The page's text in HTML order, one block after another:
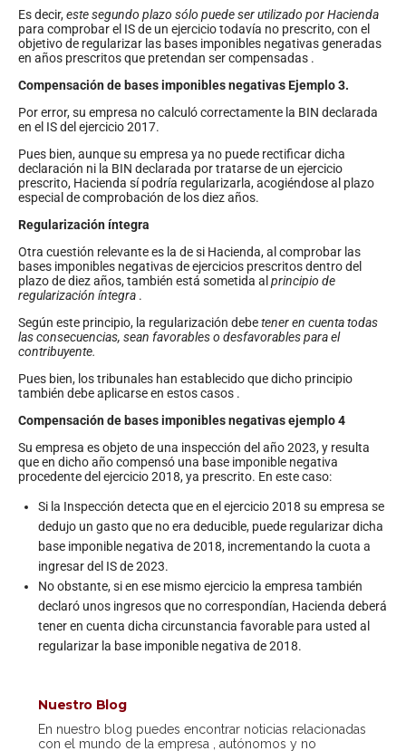
Es decir,este segundo plazo sólo puede ser utilizado por Hacienda
para comprobar el IS de un ejercicio todavía no prescrito, con el
objetivo de regularizar las bases imponibles negativas generadas
en años prescritos que pretendan ser compensadas .
Compensación de bases imponibles negativas Ejemplo 3.
Por error, su empresa no calculó correctamente la BIN declarada
en el IS del ejercicio 2017.
Pues bien, aunque su empresa ya no puede rectificar dicha
declaración ni la BIN declarada por tratarse de un ejercicio
prescrito, Hacienda sí podría regularizarla, acogiéndose al plazo
especial de comprobación de los diez años.
Regularización íntegra
Otra cuestión relevante es la de si Hacienda, al comprobar las
bases imponibles negativas de ejercicios prescritos dentro del
plazo de diez años, también está sometida al principio de
regularización íntegra .
Según este principio, la regularización debetener en cuenta todas
las consecuencias, sean favorables o desfavorables para el
contribuyente.
Pues bien, los tribunales han establecido que dicho principio
también debe aplicarse en estos casos .
Compensación de bases imponibles negativas ejemplo 4
Su empresa es objeto de una inspección del año 2023, y resulta
que en dicho año compensó una base imponible negativa
procedente del ejercicio 2018, ya prescrito. En este caso:
Si la Inspección detecta que en el ejercicio 2018 su empresa se
dedujo un gasto que no era deducible, puede regularizar dicha
base imponible negativa de 2018, incrementando la cuota a
ingresar del IS de 2023.
No obstante, si en ese mismo ejercicio la empresa también
declaró unos ingresos que no correspondían, Hacienda deberá
tener en cuenta dicha circunstancia favorable para usted al
regularizar la base imponible negativa de 2018.
Nuestro Blog
En nuestro blog puedes encontrar noticias relacionadas
con el mundo de la empresa , autónomos y no